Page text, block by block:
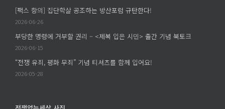
[팩스 항의] 집단학살 공조하는 방산포럼 규탄한다!
2026-06-26
부당한 명령에 거부할 권리 – <제복 입은 시민> 출간 기념 북토크
2026-06-15
“전쟁 유죄, 평화 무죄” 기념 티셔츠를 함께 입어요!
2026-05-28